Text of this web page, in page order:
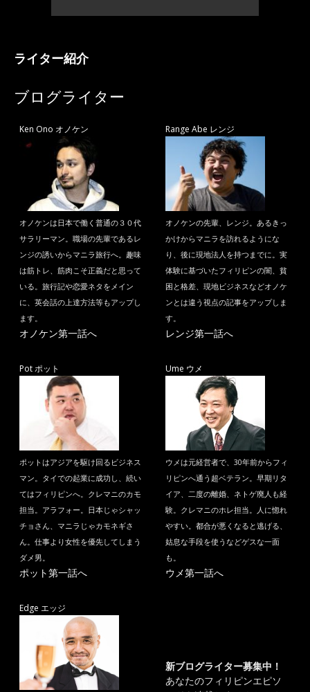
ライター紹介
ブログライター
Ken Ono オノケン
オノケンは日本で働く普通の３０代
サラリーマン。職場の先輩であるレ
ンジの誘いからマニラ旅行へ。趣味
は筋トレ、筋肉こそ正義だと思って
いる。旅行記や恋愛ネタをメイン
に、英会話の上達方法等もアップし
ます。
オノケン第一話へ
Range Abe レンジ
オノケンの先輩、レンジ。あるきっ
かけからマニラを訪れるようにな
り、後に現地法人を持つまでに。実
体験に基づいたフィリピンの闇、貧
困と格差、現地ビジネスなどオノケ
ンとは違う視点の記事をアップしま
す。
レンジ第一話へ
Pot ポット
ポットはアジアを駆け回るビジネス
マン。タイでの起業に成功し、続い
てはフィリピンへ。クレマニのカモ
担当。アラフォー。日本じゃシャッ
チョさん、マニラじゃカモネギさ
ん。仕事より女性を優先してしまう
ダメ男。
ポット第一話へ
Ume ウメ
ウメは元経営者で、30年前からフィ
リピンへ通う超ベテラン。早期リタ
イア、二度の離婚、ネトゲ廃人も経
験。クレマニのホレ担当。人に惚れ
やすい。都合が悪くなると逃げる、
姑息な手段を使うなどゲスな一面
も。
ウメ第一話へ
Edge エッジ
新ブログライター募集中！
あなたのフィリピンエピソ